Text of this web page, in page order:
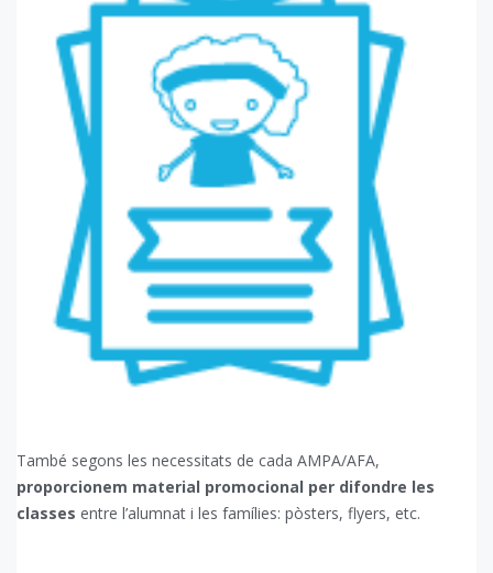
També segons les necessitats de cada AMPA/AFA,
proporcionem material promocional per difondre les
classes entre l’alumnat i les famílies: pòsters, flyers, etc.